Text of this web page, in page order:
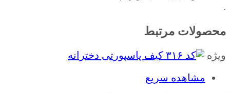
.
محصولات مرتبط
ویژه
مشاهده سریع